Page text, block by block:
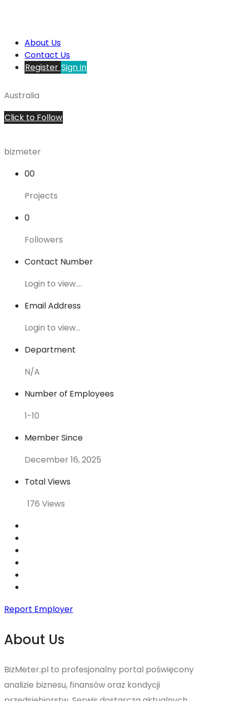
About Us
Contact Us
Register Sign in
Australia
Click to Follow
bizmeter
00
Projects
0
Followers
Contact Number
Login to view....
Email Address
Login to view...
Department
N/A
Number of Employees
1-10
Member Since
December 16, 2025
Total Views
176 Views
Report Employer
About Us
BizMeter.pl to profesjonalny portal poświęcony
analizie biznesu, finansów oraz kondycji